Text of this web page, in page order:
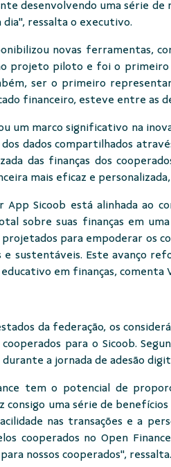
desenvolvendo uma série
ressalta o executivo.
novas ferramentas,
projeto piloto e foi o
ser o primeiro
financeiro, esteve entre as
um marco significativo na
dados compartilhados
das finanças dos
mais eficaz e
App Sicoob está alinhada ao
sobre suas finanças em
projetados para empoderar
e sustentáveis. Este avanço
em finanças, comenta
da federação, os
para o Sicoob.
durante a jornada de adesão
tem o potencial de
consigo uma série de
nas transações e a
cooperados no Open
nossos cooperados", ressalta.